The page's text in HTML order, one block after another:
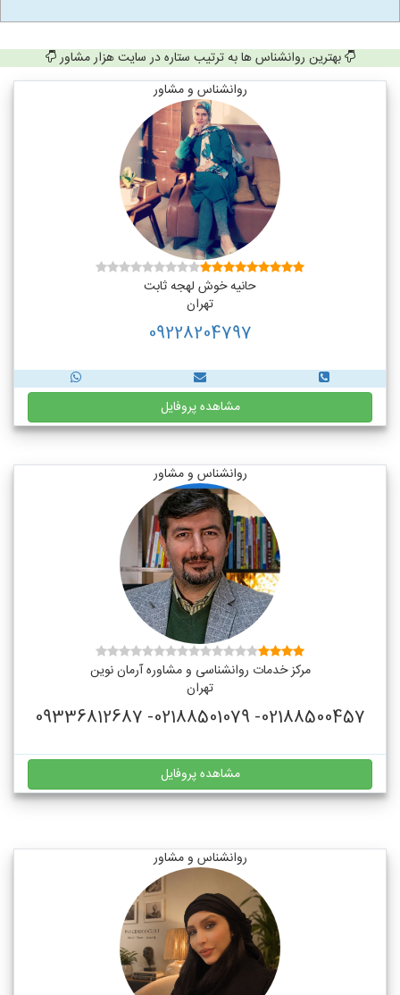
بهترین روانشناس ها به ترتیب ستاره در سایت هزار مشاور
روانشناس و مشاور
حانیه خوش لهجه ثابت
تهران
09228204797
مشاهده پروفایل
روانشناس و مشاور
مرکز خدمات روانشناسی و مشاوره آرمان نوین
تهران
02188500457- 02188501079- 09336812687
مشاهده پروفایل
روانشناس و مشاور